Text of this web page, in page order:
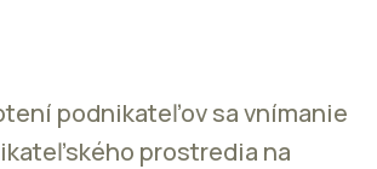
podnikateľov sa vnímanie
prostredia na